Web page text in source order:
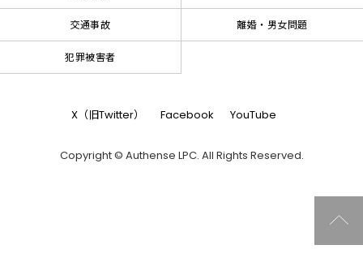
交通事故 離婚・男女問題
犯罪被害者
X（旧Twitter） Facebook YouTube
Copyright © Authense LPC. All Rights Reserved.